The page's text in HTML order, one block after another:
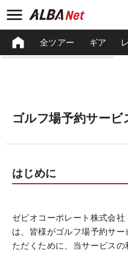
全ツアー ギア
ゴルフ場予約サービ
はじめに
ゼビオコーポレート株式会
は、皆様がゴルフ場予約サ
ただくために、当サービスの